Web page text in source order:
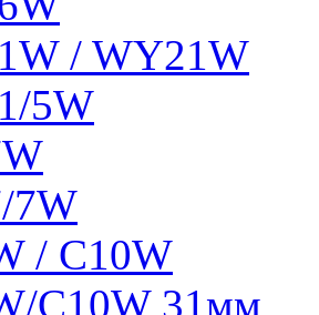
/ WY21W
5W
7W
/ C10W
C10W 31мм